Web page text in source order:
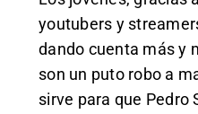
youtubers y
dando cuenta más y
son un puto robo a
sirve para que Pedro